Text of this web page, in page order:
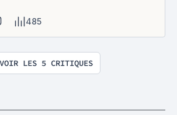
485
VOIR LES 5 CRITIQUES